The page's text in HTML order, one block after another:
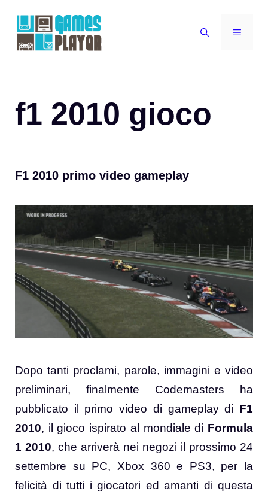
contenuto
MENU
f1 2010 gioco
F1 2010 primo video gameplay
Dopo tanti proclami, parole, immagini e video
preliminari, finalmente Codemasters ha
pubblicato il primo video di gameplay di F1
2010, il gioco ispirato al mondiale di Formula
1 2010, che arriverà nei negozi il prossimo 24
settembre su PC, Xbox 360 e PS3, per la
felicità di tutti i giocatori ed amanti di questa